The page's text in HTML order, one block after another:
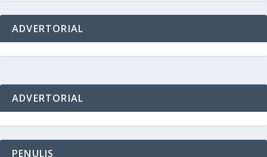
ADVERTORIAL
ADVERTORIAL
PENULIS